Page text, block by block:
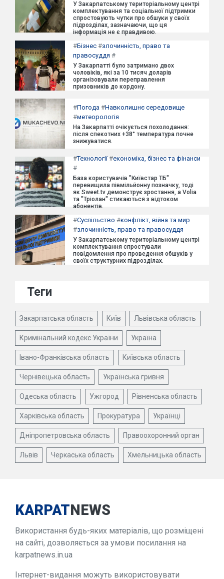
У Закарпатському територіальному центрі
комплектування та соціальної підтримки
спростовують чутки про обшуки у своїх
підрозділах, зазначаючи, що ця
інформація не є правдивою.
#Бізнес #злочинність, право та
правосуддя #
У Закарпатті було затримано двох
чоловіків, які за 10 тисяч доларів
організовували переправлення
призовників до кордону.
#Погода #Навколишнє середовище
#метеорологія
На Закарпатті очікується похолодання:
після спекотних +38° температура почне
знижуватися.
#Технології#економіка, бізнес та фінанси
#
База користувачів "Київстар ТБ"
перевищила півмільйонну позначку, тоді
як Sweet.tv демонструє зростання, а Volia
та "Тріолан" стикаються з відтоком
абонентів.
#Суспільство #конфлікт, війна та мир
#злочинність, право та правосуддя
У Закарпатському територіальному центрі
комплектування спростували
повідомлення про проведення обшуків у
своїх структурних підрозділах.
Теги
Закарпатська область Київ Львівська область
Кримінальний кодекс України Україна
Івано-Франківська область Київська область
Чернівецька область Українська гривня
Одеська область Ужгород Рівненська область
Харківська область Прокуратура Українці
Дніпропетровська область Правоохоронний орган
Львів Черкаська область Хмельницька область
KARPATNEWS
Використання будь-яких матеріалів, що розміщені
на сайті, дозволяється за умови посилання на
karpatnews.in.ua
Інтернет-видання можуть використовувати